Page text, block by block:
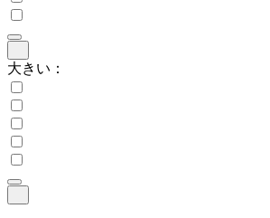
大きい：